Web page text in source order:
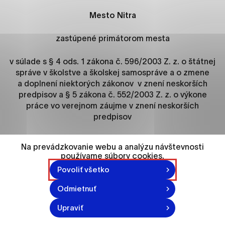
Mesto Nitra
zastúpené primátorom mesta
v súlade s § 4 ods. 1 zákona č. 596/2003 Z. z. o štátnej
správe v školstve a školskej samospráve a o zmene
a doplnení niektorých zákonov v znení neskorších
predpisov a § 5 zákona č. 552/2003 Z. z. o výkone
práce vo verejnom záujme v znení neskorších
predpisov
riaditeľa
Základnej školy, Na Hôrke 30, Nitra
Kvalifikačné predpoklady
Na prevádzkovanie webu a analýzu návštevnosti
používame súbory cookies.
Povoliť všetko
Odmietnuť
Upraviť
zabezpečeným oblastiam webovej stránky. Bez
Analytické cookies
Analytické cookies pomáhajú prevádzkovateľovi
stránok pochopiť, ako návštevníci stránok stránku
používajú, aby mohol stránky optimalizovať a
ponúknuť im lepšiu skúsenosť. Všetky dáta sa
zbierajú anonymne a nie je možné ich spojiť s
konkrétnou osobou.
Označiť všetko
Uložiť nastavenia
Viac informácií